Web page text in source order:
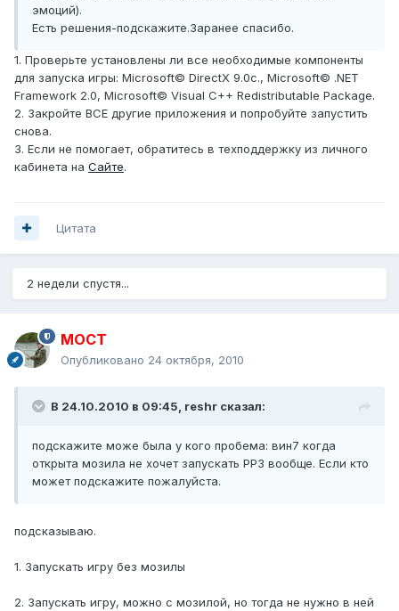
эмоций).
Есть решения-подскажите.Заранее спасибо.
1. Проверьте установлены ли все необходимые компоненты
для запуска игры: Microsoft© DirectX 9.0c., Microsoft© .NET
Framework 2.0, Microsoft© Visual C++ Redistributable Package.
2. Закройте ВСЕ другие приложения и попробуйте запустить
снова.
3. Если не помогает, обратитесь в техподдержку из личного
кабинета на Сайте.
Цитата
2 недели спустя...
MOCT
Опубликовано 24 октября, 2010
В 24.10.2010 в 09:45, reshr сказал:
подскажите може была у кого пробема: вин7 когда
открыта мозила не хочет запускать РР3 вообще. Если кто
может подскажите пожалуйста.
подсказываю.
1. Запускать игру без мозилы
2. Запускать игру, можно с мозилой, но тогда не нужно в ней